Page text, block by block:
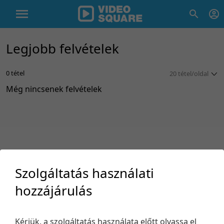
Legjobb felvételek
0 tétel
20 tétel/oldal
100 tétel/oldal
Még nincsenek felvételek
Támogatás
Szolgáltatás használati
hozzájárulás
Kérjük, a szolgáltatás használata előtt olvassa el